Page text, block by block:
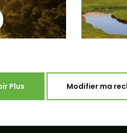
Plus Modifier ma